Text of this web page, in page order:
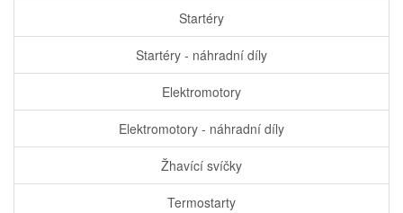
Startéry
Startéry - náhradní díly
Elektromotory
Elektromotory - náhradní díly
Žhavící svíčky
Termostarty